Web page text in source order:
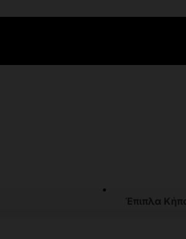
Έπιπλα